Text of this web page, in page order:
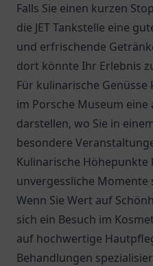
Falls Sie einen kurzen
die JET Tankstelle eine
und erfrischende
dort könnte Ihr Erlebnis
Für kulinarische Genüsse
im Porsche Museum eine
darstellen, wo Sie in
besondere
Kulinarische
unvergessliche Momente
Wenn Sie Wert auf
sich ein Besuch im
auf hochwertige
Behandlungen